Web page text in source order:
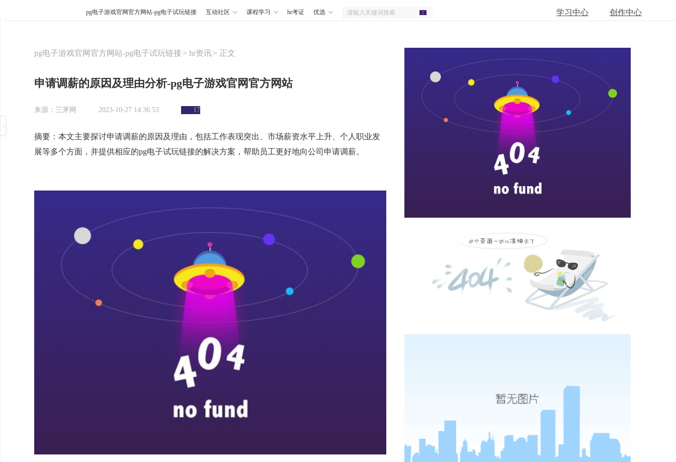
pg电子游戏官网官方网站-pg电子试玩链接 互动社区 课程学习 hr考证 优选 创作中心
学习中心
pg电子游戏官网官方网站-pg电子试玩链接 hr资讯 正文
申请调薪的原因及理由分析-pg电子游戏官网官方网站
来源：三茅网 2023-10-27 14:36:53 17
摘要：本文主要探讨申请调薪的原因及理由，包括工作表现突出、市场薪资水平上升、个人职业发
展等多个方面，并提供相应的pg电子试玩链接的解决方案，帮助员工更好地向公司申请调薪。